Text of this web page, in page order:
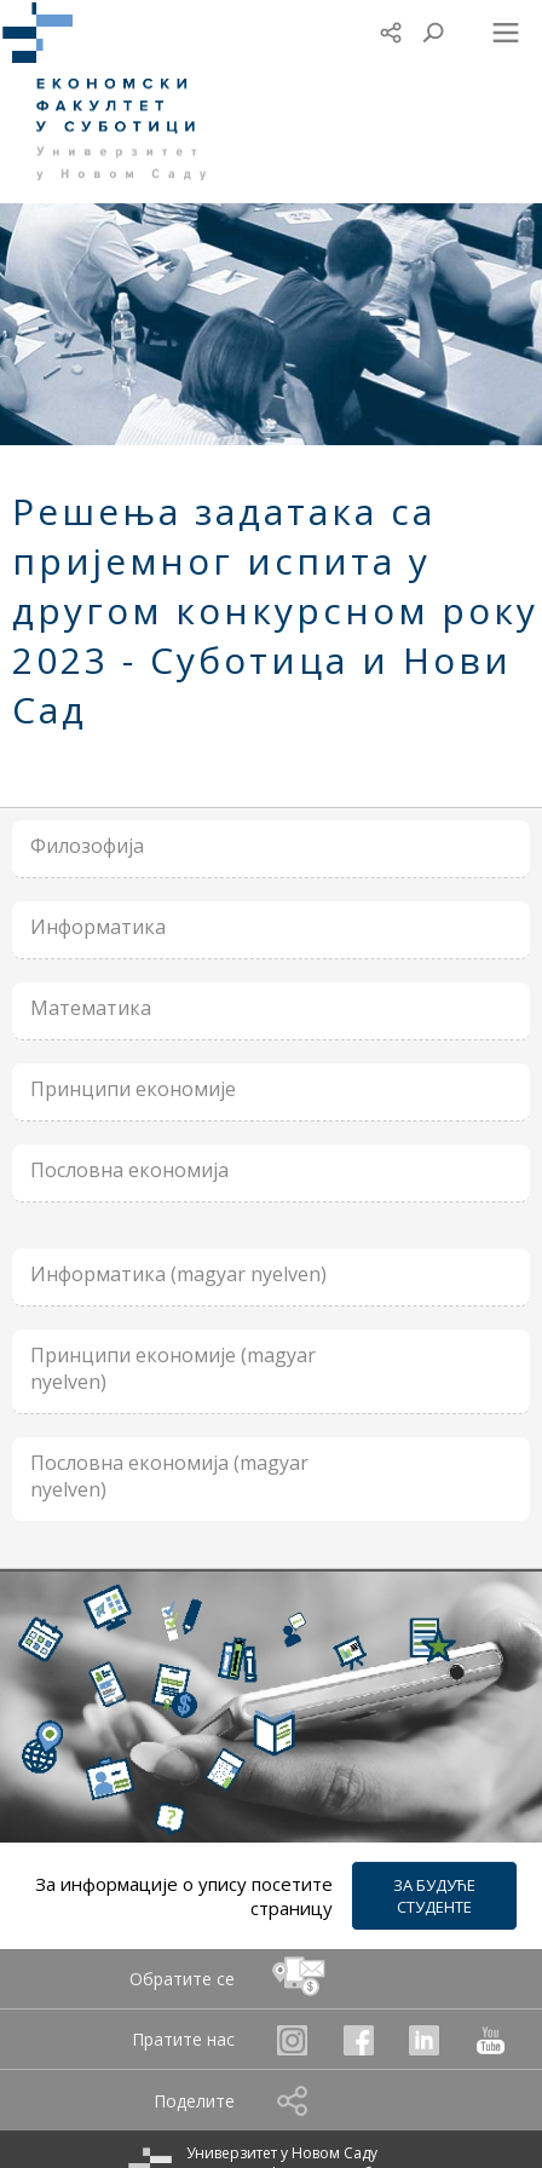
Решења задатака са
пријемног испита у
другом конкурсном року
2023 - Суботица и Нови
Сад
Филозофија
Информатика
Математика
Принципи економије
Пословна економија
Информатика (magyar nyelven)
Принципи економије (magyar
nyelven)
Пословна економија (magyar
nyelven)
За информацијe о упису посетите
страницу
ЗА БУДУЋЕ
СТУДЕНТЕ
Универзитет у Новом Саду
Пратите нас
Поделите
Обратите се